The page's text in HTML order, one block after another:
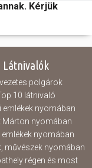
Kérjük
Látnivalók
polgárok
10 látnivaló
emlékek nyomában
Márton nyomában
nyomában
művészek nyomában
régen és most